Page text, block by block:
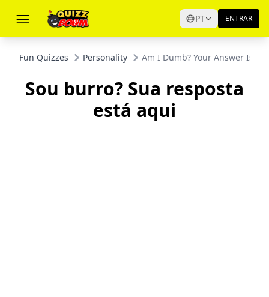
PT ENTRAR
Fun Quizzes Personality Am I Dumb? Your Answer Is
Sou burro? Sua resposta
está aqui